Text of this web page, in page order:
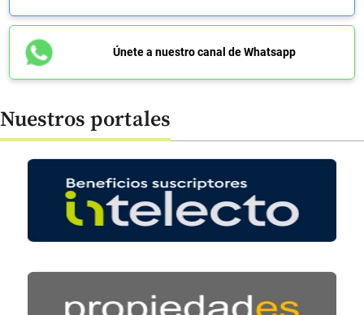
Únete a nuestro canal de Whatsapp
Nuestros portales